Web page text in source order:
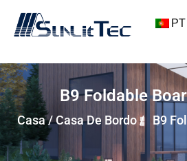
PT
B9 Foldable
Casa/Casa De Bordo/ B9